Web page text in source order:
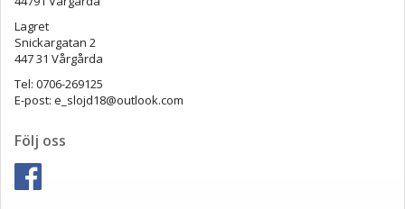
Lagret
Snickargatan 2
447 31 Vårgårda
Tel: 0706-269125
E-post: e_slojd18@outlook.com
Följ oss